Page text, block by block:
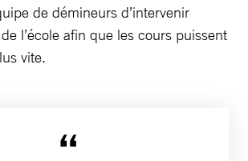
de démineurs d’intervenir
l’école afin que les cours puissent
vite.